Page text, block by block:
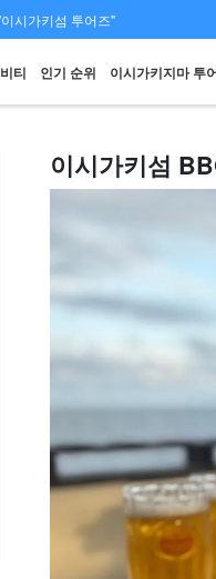
시가키섬 투어즈"
티 인기 순위 이시가키지마 투
이시가키섬